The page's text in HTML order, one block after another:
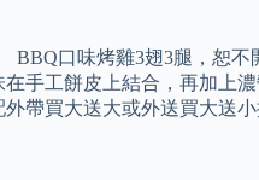
BBQ口味烤雞3翅3腿，恕
手工餅皮上結合，再加上
帶買大送大或外送買大送小